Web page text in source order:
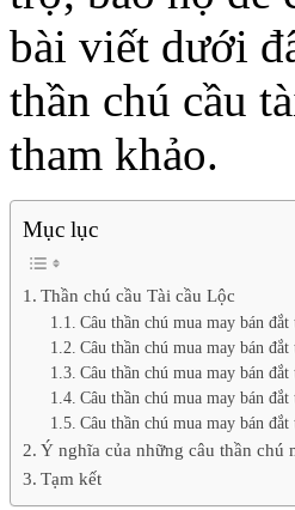
bài viết dưới
thần chú cầu
tham khảo.
Mục lục
Thần chú cầu Tài cầu Lộc
Câu thần chú mua may bán
Câu thần chú mua may bán
Câu thần chú mua may bán
Câu thần chú mua may bán
Câu thần chú mua may bán
Ý nghĩa của những câu thần chú
Tạm kết